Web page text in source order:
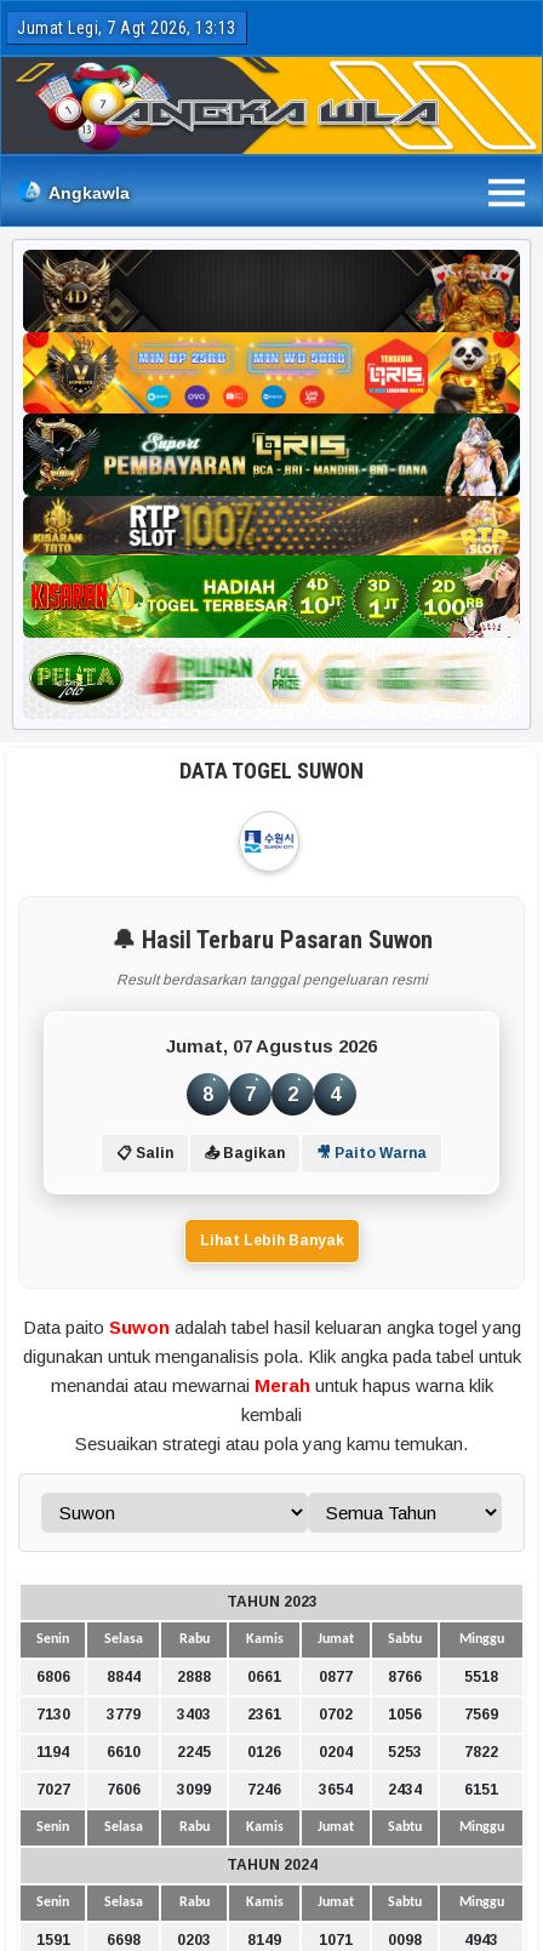
Jumat Legi, 7 Agt 2026, 13:13
Angkawla
DATA TOGEL SUWON
🔔 Hasil Terbaru Pasaran Suwon
Result berdasarkan tanggal pengeluaran resmi
Jumat, 07 Agustus 2026
8 7 2 4
📋 Salin 📤 Bagikan 🎥 Paito Warna
Lihat Lebih Banyak
Data paito Suwonadalah tabel hasil keluaran angka togel yang
digunakan untuk menganalisis pola. Klik angka pada tabel untuk
menandai atau mewarnai Merahuntuk hapus warna klik
kembali
Sesuaikan strategi atau pola yang kamu temukan.
TAHUN 2023
Senin Selasa Rabu Kamis Jumat Sabtu Minggu
6806 8844 2888 0661 0877 8766 5518
7130 3779 3403 2361 0702 1056 7569
1194 6610 2245 0126 0204 5253 7822
7027 7606 3099 7246 3654 2434 6151
Senin Selasa Rabu Kamis Jumat Sabtu Minggu
TAHUN 2024
Senin Selasa Rabu Kamis Jumat Sabtu Minggu
1591 6698 0203 8149 1071 0098 4943